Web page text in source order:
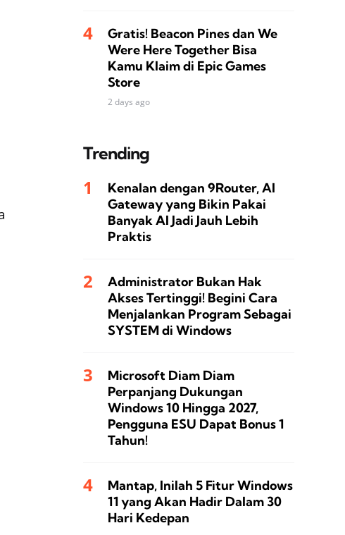
Gratis! Beacon Pines dan We
Were Here Together Bisa
Kamu Klaim di Epic Games
Store
2 days ago
Trending
Kenalan dengan 9Router, AI
Gateway yang Bikin Pakai
Banyak AI Jadi Jauh Lebih
Praktis
Administrator Bukan Hak
Akses Tertinggi! Begini Cara
Menjalankan Program Sebagai
SYSTEM di Windows
Microsoft Diam Diam
Perpanjang Dukungan
Windows 10 Hingga 2027,
Pengguna ESU Dapat Bonus 1
Tahun!
Mantap, Inilah 5 Fitur Windows
11 yang Akan Hadir Dalam 30
Hari Kedepan